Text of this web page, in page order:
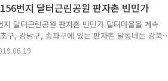
지구로는 못 넘어가는 줄 알았어요. 그런데 2지구
어가는 샛길이 있었어요. 이 샛길이 판자집 때문에
마을 2지구에서 분당선 구룡역 방향으로 쭉 올라
번지 달터근린공원 판자촌 빈민가
달터근린공원 판자촌 빈민가 달터마을을 계속
구, 강남구, 송파구에 있는 판자촌 달동네는 강북
는 달동네와 차이가 있어요. 이 차이는 상당히 커
는 1960년대와 1970년대 초반 도심 무허가 불량